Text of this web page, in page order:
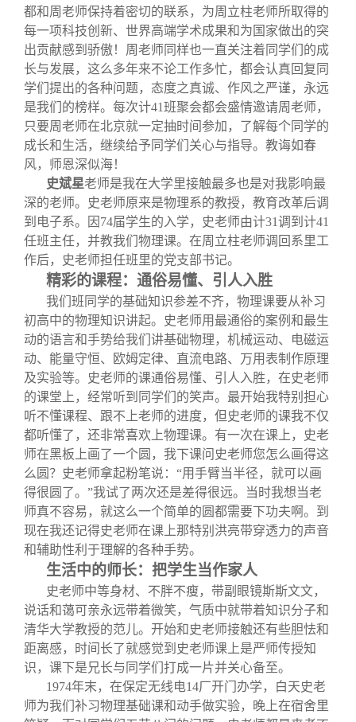
都和周老师保持着密切的联系，为周立柱老师所取得的
每一项科技创新、世界高端学术成果和为国家做出的突
出贡献感到骄傲！周老师同样也一直关注着同学们的成
长与发展，这么多年来不论工作多忙，都会认真回复同
学们提出的各种问题，态度之真诚、作风之严谨，永远
是我们的榜样。每次计41班聚会都会盛情邀请周老师，
只要周老师在北京就一定抽时间参加，了解每个同学的
成长和生活，继续给予同学们关心与指导。教诲如春
风，师恩深似海！
史斌星老师是我在大学里接触最多也是对我影响最
深的老师。史老师原来是物理系的教授，教育改革后调
到电子系。因74届学生的入学，史老师由计31调到计41
任班主任，并教我们物理课。在周立柱老师调回系里工
作后，史老师担任班里的党支部书记。
精彩的课程：通俗易懂、引人入胜
我们班同学的基础知识参差不齐，物理课要从补习
初高中的物理知识讲起。史老师用最通俗的案例和最生
动的语言和手势给我们讲基础物理，机械运动、电磁运
动、能量守恒、欧姆定律、直流电路、万用表制作原理
及实验等。史老师的课通俗易懂、引人入胜，在史老师
的课堂上，经常听到同学们的笑声。最开始我特别担心
听不懂课程、跟不上老师的进度，但史老师的课我不仅
都听懂了，还非常喜欢上物理课。有一次在课上，史老
师在黑板上画了一个圆，我下课问史老师您怎么画得这
么圆？史老师拿起粉笔说：“用手臂当半径，就可以画
得很圆了。”我试了两次还是差得很远。当时我想当老
师真不容易，就这么一个简单的圆都需要下功夫啊。到
现在我还记得史老师在课上那特别洪亮带穿透力的声音
和辅助性利于理解的各种手势。
生活中的师长：把学生当作家人
史老师中等身材、不胖不瘦，带副眼镜斯斯文文，
说话和蔼可亲永远带着微笑，气质中就带着知识分子和
清华大学教授的范儿。开始和史老师接触还有些胆怯和
距离感，时间长了就感觉到史老师课上是严师传授知
识，课下是兄长与同学们打成一片并关心备至。
1974年末，在保定无线电14厂开门办学，白天史老
师为我们补习物理基础课和动手做实验，晚上在宿舍里